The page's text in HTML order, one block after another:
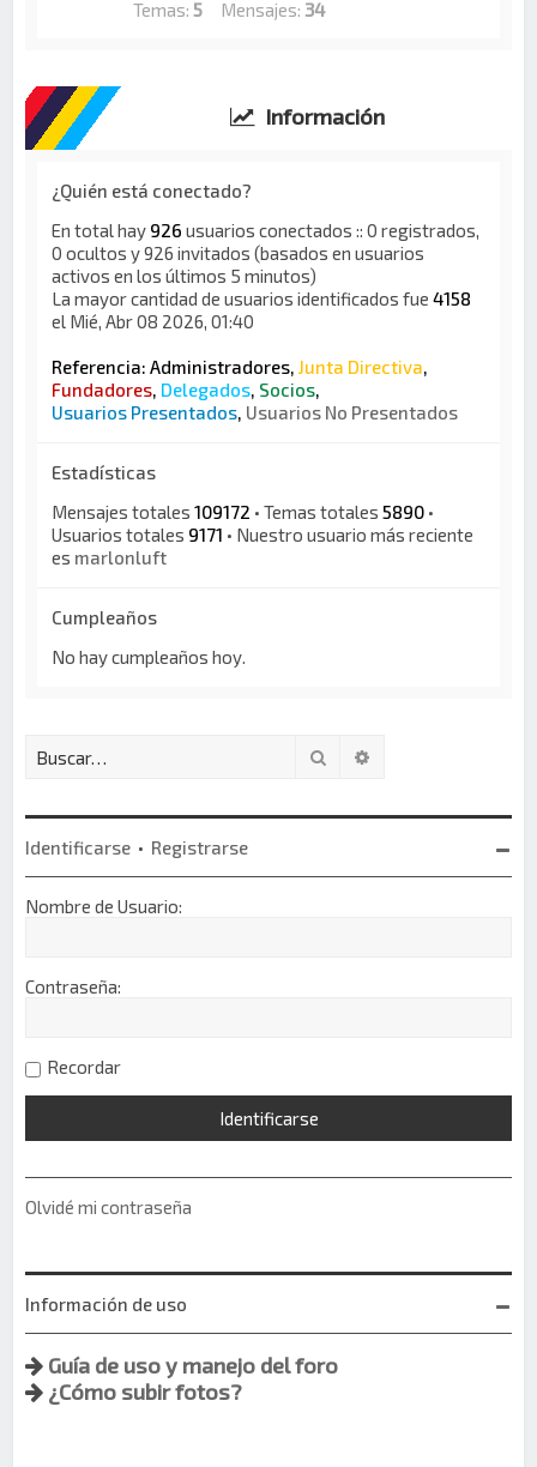
Temas:5 Mensajes: 34
Información
¿Quién está conectado?
En total hay 926 usuarios conectados :: 0 registrados,
0 ocultos y 926 invitados (basados en usuarios
activos en los últimos 5 minutos)
La mayor cantidad de usuarios identificados fue4158
el Mié, Abr 08 2026, 01:40
Referencia:Administradores,Junta Directiva,
Fundadores, Delegados, Socios,
Usuarios Presentados, Usuarios No Presentados
Estadísticas
Mensajes totales109172 • Temas totales5890 •
Usuarios totales 9171 • Nuestro usuario más reciente
es marlonluft
Cumpleaños
No hay cumpleaños hoy.
Buscar
Identificarse • Registrarse
Nombre de Usuario:
Contraseña:
Recordar
Olvidé mi contraseña
Información de uso
Guía de uso y manejo del foro
¿Cómo subir fotos?